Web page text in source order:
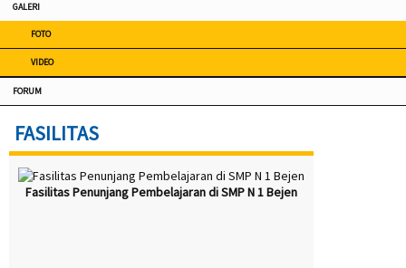
GALERI
FOTO
VIDEO
FORUM
FASILITAS
Fasilitas Penunjang Pembelajaran di SMP N 1 Bejen